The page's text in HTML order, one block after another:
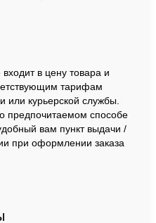
в цену товара и
тарифам
или курьерской службы.
предпочитаемом способе
вам пункт выдачи /
при оформлении заказа